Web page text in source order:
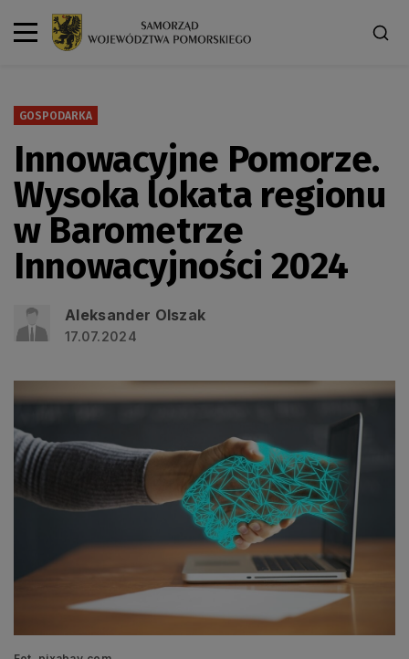
GOSPODARKA
Innowacyjne Pomorze.
Wysoka lokata regionu
w Barometrze
Innowacyjności 2024
Aleksander Olszak
17.07.2024